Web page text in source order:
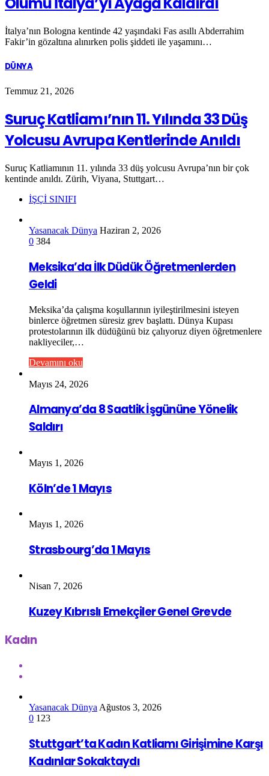
İtalya’nın Bologna kentinde 42 yaşındaki Fas asıllı Abderrahim
Fakir’in gözaltına alınırken polis şiddeti ile yaşamını…
DÜNYA
Temmuz 21, 2026
Suruç Katliamı’nın 11. Yılında 33 Düş
Yolcusu Avrupa Kentlerinde Anıldı
Suruç Katliamının 11. yılında 33 düş yolcusu Avrupa’nın bir çok
kentinde anıldı. Zürih, Viyana, Stuttgart…
İŞÇİ SINIFI
Yasanacak Dünya Haziran 2, 2026
0 384
Meksika’da İlk Düdük Öğretmenlerden
Geldi
Meksika’da çalışma koşullarının iyileştirilmesini isteyen
binlerce öğretmen süresiz grev başlattı. Dünya Kupası
protestolarının ilk düdüğünü biz çalıyoruz diyen öğretmenlere
nakliyeciler,…
Devamını oku
Mayıs 24, 2026
Almanya’da 8 Saatlik İşgününe Yönelik
Saldırı
Mayıs 1, 2026
Köln’de 1 Mayıs
Mayıs 1, 2026
Strasbourg’da 1 Mayıs
Nisan 7, 2026
Kuzey Kıbrıslı Emekçiler Genel Grevde
Kadın
Yasanacak Dünya Ağustos 3, 2026
0 123
Stuttgart’ta Kadın Katliamı Girişimine Karşı
Kadınlar Sokaktaydı